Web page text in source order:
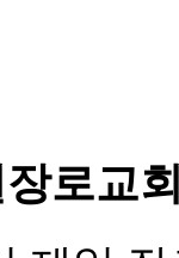
로교